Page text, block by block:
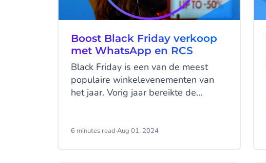
Boost Black Friday verkoop
met WhatsApp en RCS
Black Friday is een van de meest
populaire winkelevenementen van
het jaar. Vorig jaar bereikte de
$74,4 miljard, een stijging van 5%
6 minutes read·Aug 01, 2024